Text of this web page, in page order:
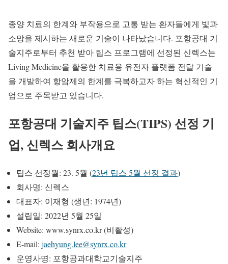
종양 치료의 한계와 부작용으로 고통 받는 환자들에게 빛과
소망을 제시하는 새로운 기술이 나타났습니다. 포항공대 기
술지주로부터 추천 받아 팁스 프로그램에 선정된 신렉스는
Living Medicine을 활용한 치료용 유전자 플랫폼 전달 기술
을 개발하여 항암제의 한계를 극복하고자 하는 혁신적인 기
업으로 주목받고 있습니다.
포항공대 기술지주 팁스(TIPS) 선정 기
업, 신렉스 회사개요
팁스 선정월: 23. 5월 (23년 팁스 5월 선정 결과)
회사명: 신렉스
대표자: 이재형 (생년: 1974년)
설립일: 2022년 5월 25일
Website: www.synrx.co.kr (비활성)
E-mail: jaehyung.lee@synrx.co.kr
운영사명: 포항공과대학교기술지주